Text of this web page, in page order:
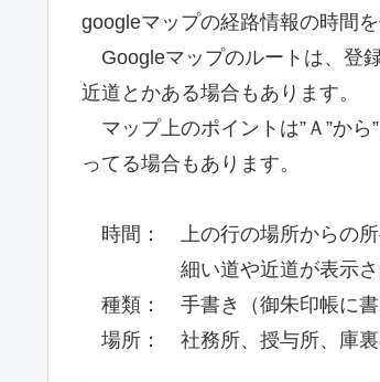
googleマップの経路情報の時間を
Googleマップのルートは、登
近道とかある場合もあります。
マップ上のポイントは”Ａ”から
ってる場合もあります。
時間： 上の行の場所からの所
細い道や近道が表示されて
種類： 手書き（御朱印帳に書
場所： 社務所、授与所、庫